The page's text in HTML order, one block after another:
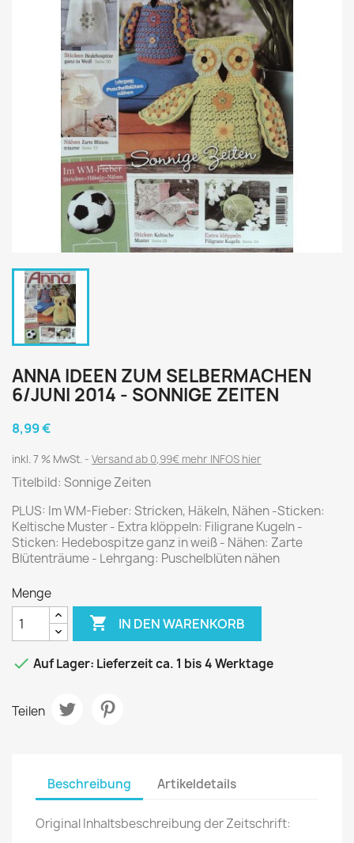
ANNA IDEEN ZUM SELBERMACHEN
6/JUNI 2014 - SONNIGE ZEITEN
8,99 €
inkl. 7 % MwSt. Versand ab 0,99€ mehr INFOS hier
Titelbild: Sonnige Zeiten
PLUS: Im WM-Fieber: Stricken, Häkeln, Nähen -Sticken:
Keltische Muster - Extra klöppeln: Filigrane Kugeln -
Sticken: Hedebospitze ganz in weiß - Nähen: Zarte
Blütenträume - Lehrgang: Puschelblüten nähen
Menge
 IN DEN WARENKORB
 Auf Lager: Lieferzeit ca. 1 bis 4 Werktage
Teilen
Beschreibung Artikeldetails
Original Inhaltsbeschreibung der Zeitschrift: